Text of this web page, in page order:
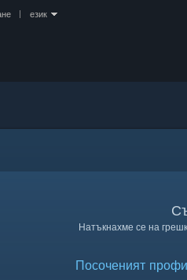
език
Натъкнахме се на
Посоченият